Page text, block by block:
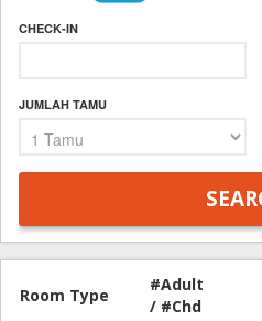
CHECK-IN
JUMLAH TAMU
Room Type
#Adult
/ #Chd